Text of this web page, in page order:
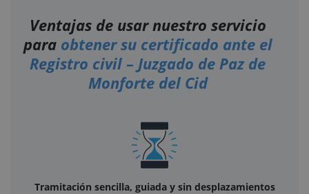
Ventajas de usar nuestro servicio
para obtener su certificado ante el
Registro civil – Juzgado de Paz de
Monforte del Cid
Tramitación sencilla, guiada y sin desplazamientos